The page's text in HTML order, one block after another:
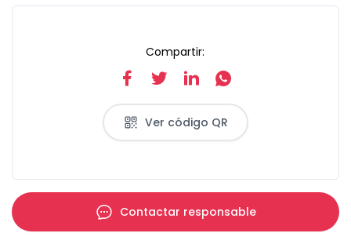
Compartir:
Ver código QR
Contactar responsable